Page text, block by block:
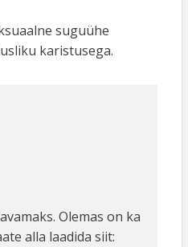
suguühe
karistusega.
Olemas on ka
alla laadida siit: